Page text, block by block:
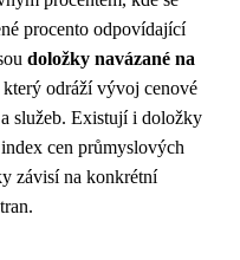
procento odpovídající
doložky navázané na
který odráží vývoj cenové
služeb. Existují i ​​doložky
cen průmyslových
závisí na konkrétní